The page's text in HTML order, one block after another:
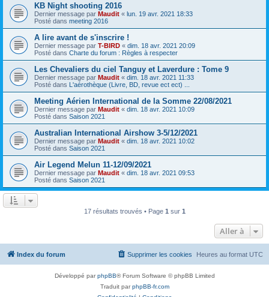
KB Night shooting 2016
Dernier message par Maudit « lun. 19 avr. 2021 18:33
Posté dans meeting 2016
A lire avant de s'inscrire !
Dernier message par T-BIRD « dim. 18 avr. 2021 20:09
Posté dans Charte du forum : Règles à respecter
Les Chevaliers du ciel Tanguy et Laverdure : Tome 9
Dernier message par Maudit « dim. 18 avr. 2021 11:33
Posté dans L'aérothèque (Livre, BD, revue ect ect) ...
Meeting Aérien International de la Somme 22/08/2021
Dernier message par Maudit « dim. 18 avr. 2021 10:09
Posté dans Saison 2021
Australian International Airshow 3-5/12/2021
Dernier message par Maudit « dim. 18 avr. 2021 10:02
Posté dans Saison 2021
Air Legend Melun 11-12/09/2021
Dernier message par Maudit « dim. 18 avr. 2021 09:53
Posté dans Saison 2021
17 résultats trouvés • Page 1 sur 1
Aller à
Index du forum Heures au format UTC
Supprimer les cookies
Développé parphpBB® Forum Software © phpBB Limited
Traduit parphpBB-fr.com